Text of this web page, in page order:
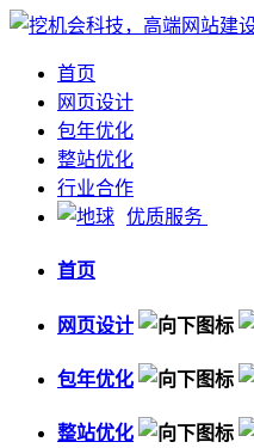
首页
网页设计
包年优化
整站优化
行业合作
优质服务
首页
网页设计
包年优化
整站优化